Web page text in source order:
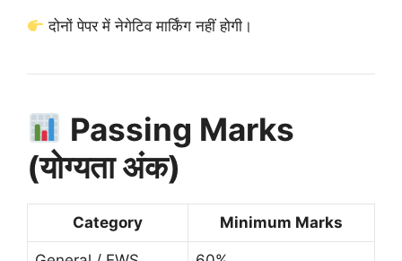
दोनों पेपर में नेगेटिव मार्किंग नहीं होगी।
Passing Marks
(योग्यता अंक)
Category Minimum Marks